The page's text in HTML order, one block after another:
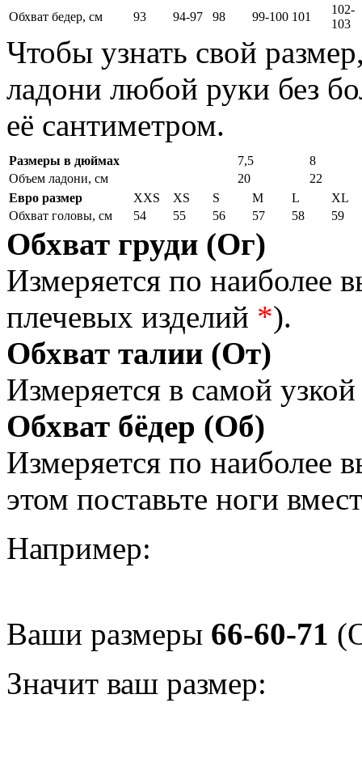
Обхват бедер, см
93 94-97 98 99-100 101
102-
103
Чтобы узнать свой
ладони любой руки без
её сантиметром.
Размеры в дюймах 7,5
8
Объем ладони, см
20
22
Евро размер
XXS XS S M L
XL
Обхват головы, см
54 55 56 57 58 59
Обхват груди (Ог)
Измеряется по наиболее
плечевых изделий *).
Обхват талии (От)
Измеряется в самой
Обхват бёдер (Об)
Измеряется по наиболее
этом поставьте ноги
Например:
Ваши размеры 66-60-71
Значит ваш размер: